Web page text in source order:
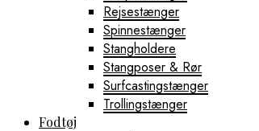
Rejsestænger
Spinnestænger
Stangholdere
Stangposer & Rør
Surfcastingstænger
Trollingstænger
Fodtøj